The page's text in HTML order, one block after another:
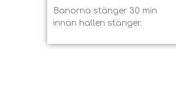
Banorna stänger 30 min
innan hallen stänger.